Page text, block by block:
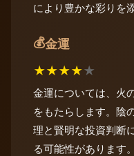
により豊かな彩りを
💰金運
★★★★★
金運については、火
をもたらします。陰
理と賢明な投資判断
る可能性があります